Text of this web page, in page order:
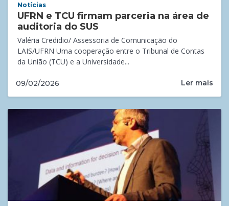
Notícias
UFRN e TCU firmam parceria na área de
auditoria do SUS
Valéria Credidio/ Assessoria de Comunicação do
LAIS/UFRN Uma cooperação entre o Tribunal de Contas
da União (TCU) e a Universidade...
09/02/2026 Ler mais